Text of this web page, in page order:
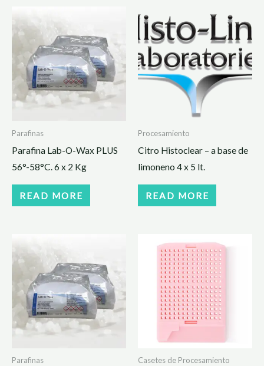
Parafinas
Parafina Lab-O-Wax PLUS
56°-58°C. 6 x 2 Kg
READ MORE
Procesamiento
Citro Histoclear – a base de
limoneno 4 x 5 lt.
READ MORE
Parafinas Casetes de Procesamiento